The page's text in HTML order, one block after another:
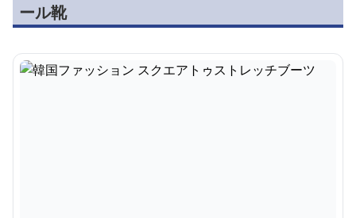
ール靴